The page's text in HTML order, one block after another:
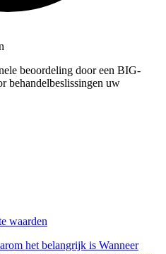
beoordeling door een BIG-
behandelbeslissingen uw
waarden
het belangrijk is Wanneer